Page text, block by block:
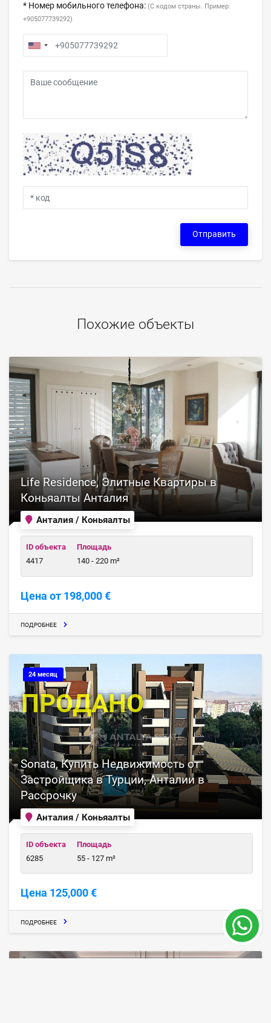
* Номер мобильного телефона: (С кодом страны. Пример:
+905077739292)
Отправить
Похожие объекты
Анталия / Коньяалты
Life Residence, Элитные Квартиры в
Коньяалты Анталия
ID объекта
4417
Площадь
140 - 220 m²
Цена от 198,000 €
ПОДРОБНЕЕ
24 месяц
Анталия / Коньяалты
Sonata, Купить Недвижимость от
Застройщика в Турции, Анталии в
Рассрочку
ID объекта
6285
Площадь
55 - 127 m²
Цена 125,000 €
ПРОДАНО
ПОДРОБНЕЕ